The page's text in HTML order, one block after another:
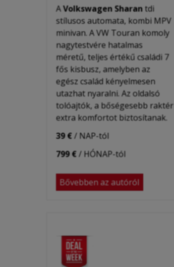
AVolkswagen Sharantdi
stílusos automata, kombi MPV
minivan. A VW Touran komoly
nagytestvére hatalmas
méretű, teljes értékű családi 7
fős kisbusz, amelyben az
egész család kényelmesen
utazhat nyaralni. Az oldalsó
tolóajtók, a bőségesebb raktér
extra komfortot biztosítanak.
39 €/ NAP-tól
799 €/ HÓNAP-tól
Bővebben az autóról